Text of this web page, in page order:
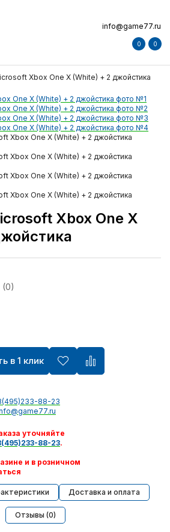
info@game77.ru
0 0
Xbox One X (White) + 2 джойстика
Xbox One X
в 1 клик
88-23
уточняйте
88-23.
и в розничном
Доставка и оплата
Отзывы (0)